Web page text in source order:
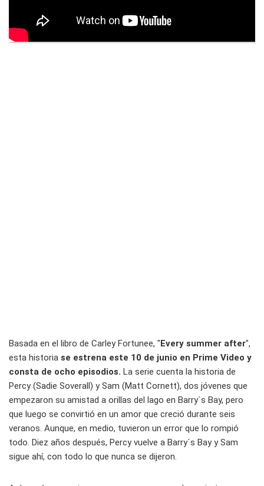
Basada en el libro de Carley Fortunee, "Every summer after",
esta historia se estrena este 10 de junio en Prime Video y
consta de ocho episodios. La serie cuenta la historia de
Percy (Sadie Soverall) y Sam (Matt Cornett), dos jóvenes que
empezaron su amistad a orillas del lago en Barry´s Bay, pero
que luego se convirtió en un amor que creció durante seis
veranos. Aunque, en medio, tuvieron un error que lo rompió
todo. Diez años después, Percy vuelve a Barry´s Bay y Sam
sigue ahí, con todo lo que nunca se dijeron.